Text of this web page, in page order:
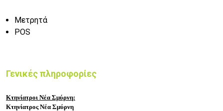
Μετρητά
POS
Γενικές πληροφορίες
Κτηνίατροι Νέα Σμύρνη:
Κτηνίατρος Νέα Σμύρνη